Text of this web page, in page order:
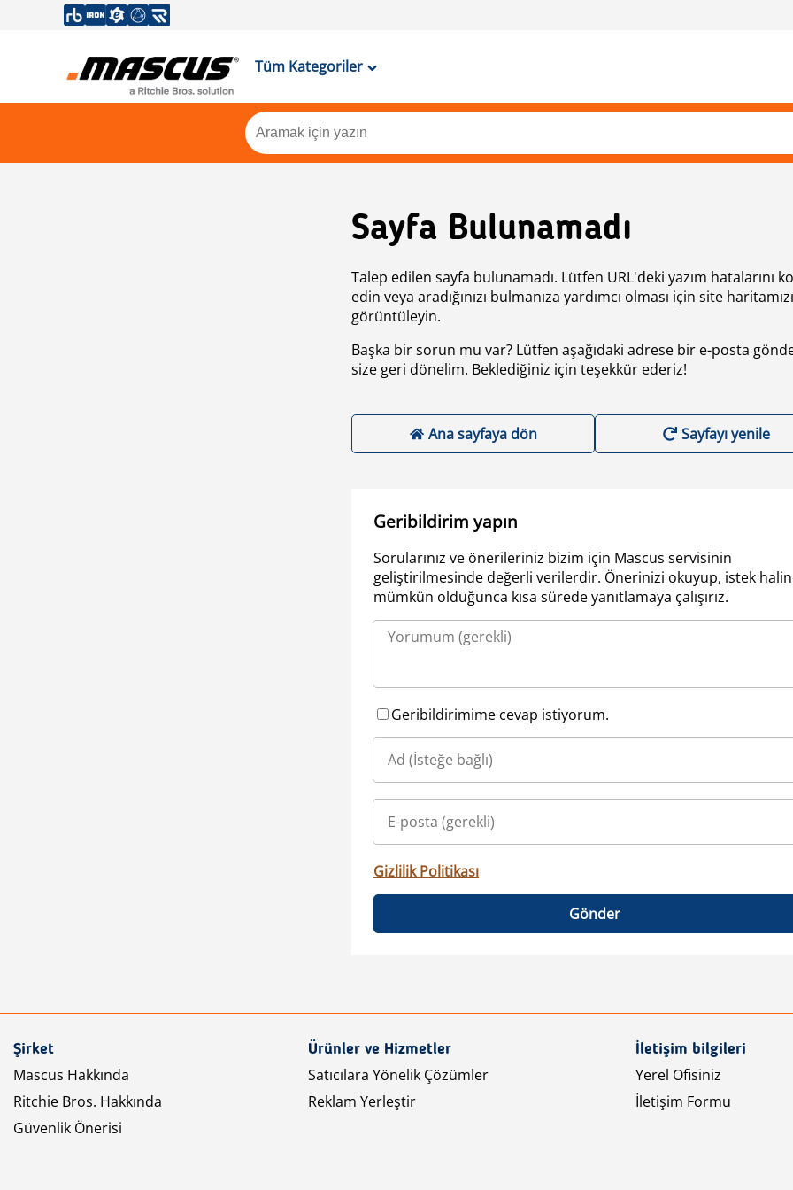
Tüm Kategoriler
Sayfa Bulunamadı
Talep edilen sayfa bulunamadı. Lütfen URL'deki yazım hatalarını
edin veya aradığınızı bulmanıza yardımcı olması için site haritamızı
görüntüleyin.
Başka bir sorun mu var? Lütfen aşağıdaki adrese bir e-posta
size geri dönelim. Beklediğiniz için teşekkür ederiz!
Ana sayfaya dön Sayfayı yenile
Geribildirim yapın
Sorularınız ve önerileriniz bizim için Mascus servisinin
geliştirilmesinde değerli verilerdir. Önerinizi okuyup, istek
mümkün olduğunca kısa sürede yanıtlamaya çalışırız.
Geribildirimime cevap istiyorum.
Gizlilik Politikası
Gönder
Şirket
Mascus Hakkında
Ritchie Bros. Hakkında
Güvenlik Önerisi
Ürünler ve Hizmetler
Satıcılara Yönelik Çözümler
Reklam Yerleştir
İletişim bilgileri
Yerel Ofisiniz
İletişim Formu